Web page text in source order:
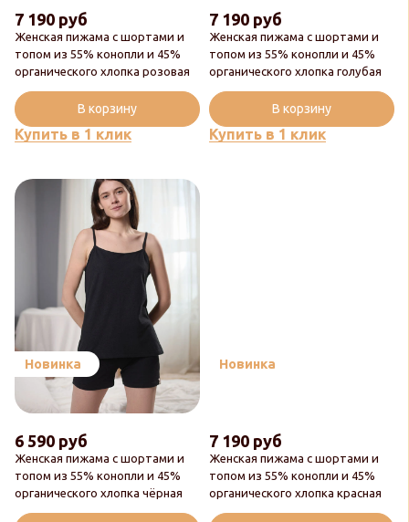
Женская пижама с шортами и
топом из 55% конопли и 45%
органического хлопка розовая
7 190 руб
Купить в 1 клик
В корзину
Женская пижама с шортами и
топом из 55% конопли и 45%
органического хлопка голубая
7 190 руб
Купить в 1 клик
В корзину
Новинка
Женская пижама с шортами и
топом из 55% конопли и 45%
органического хлопка чёрная
6 590 руб
Новинка
Женская пижама с шортами и
топом из 55% конопли и 45%
органического хлопка красная
7 190 руб